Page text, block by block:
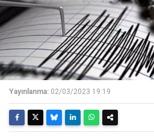
Yayınlanma: 02/03/2023 19:19